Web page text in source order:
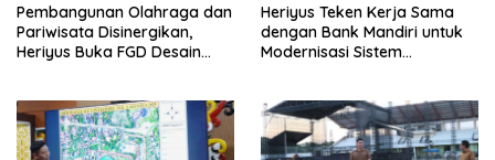
Pembangunan Olahraga dan
Pariwisata Disinergikan,
Heriyus Buka FGD Desain
Heriyus Teken Kerja Sama
dengan Bank Mandiri untuk
Modernisasi Sistem